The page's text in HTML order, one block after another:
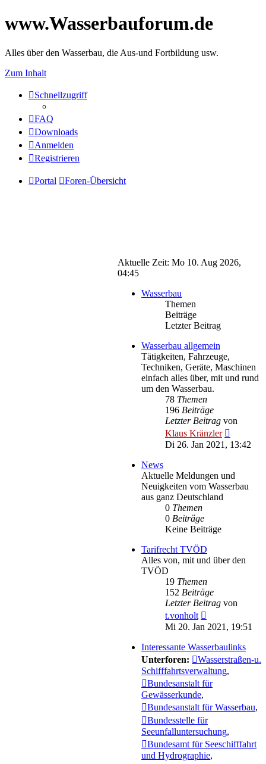
www.Wasserbauforum.de
Alles über den Wasserbau, die Aus-und Fortbildung usw.
Zum Inhalt
Schnellzugriff
FAQ
Downloads
Anmelden
Registrieren
Portal Foren-Übersicht
Aktuelle Zeit: Mo 10. Aug 2026,
04:45
Wasserbau
Themen
Beiträge
Letzter Beitrag
Wasserbau allgemein
Tätigkeiten, Fahrzeuge,
Techniken, Geräte, Maschinen
einfach alles über, mit und rund
um den Wasserbau.
78 Themen
196 Beiträge
Letzter Beitrag von
Klaus Kränzler
Beitrag
Di 26. Jan 2021, 13:42
News
Aktuelle Meldungen und
Neuigkeiten vom Wasserbau
aus ganz Deutschland
0 Themen
0 Beiträge
Keine Beiträge
Tarifrecht TVÖD
Alles von, mit und über den
TVÖD
19 Themen
152 Beiträge
Letzter Beitrag von
t.vonholt
Beitrag
Mi 20. Jan 2021, 19:51
Interessante Wasserbaulinks
Unterforen:
Wasserstraßen-u.
Schifffahrtsverwaltung,
Bundesanstalt für
Gewässerkunde,
Bundesanstalt für Wasserbau,
Bundesstelle für
Seeunfalluntersuchung,
Bundesamt für Seeschifffahrt
und Hydrographie,